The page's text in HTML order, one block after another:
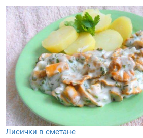
Лисички в сметане